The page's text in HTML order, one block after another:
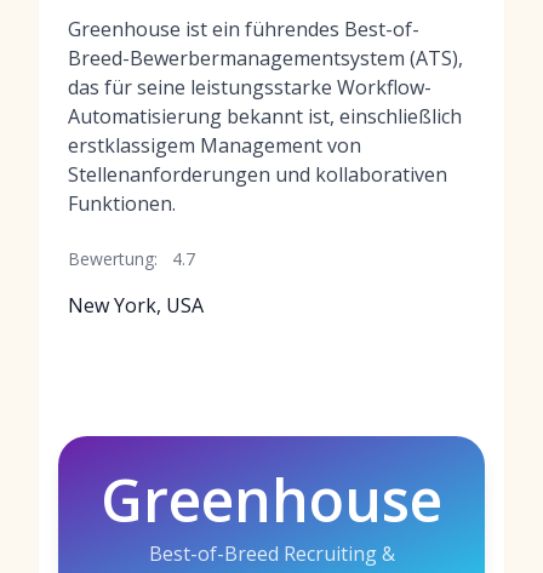
Greenhouse ist ein führendes Best-of-
Breed-Bewerbermanagementsystem (ATS),
das für seine leistungsstarke Workflow-
Automatisierung bekannt ist, einschließlich
erstklassigem Management von
Stellenanforderungen und kollaborativen
Funktionen.
Bewertung: 4.7
New York, USA
Greenhouse
Best-of-Breed Recruiting &